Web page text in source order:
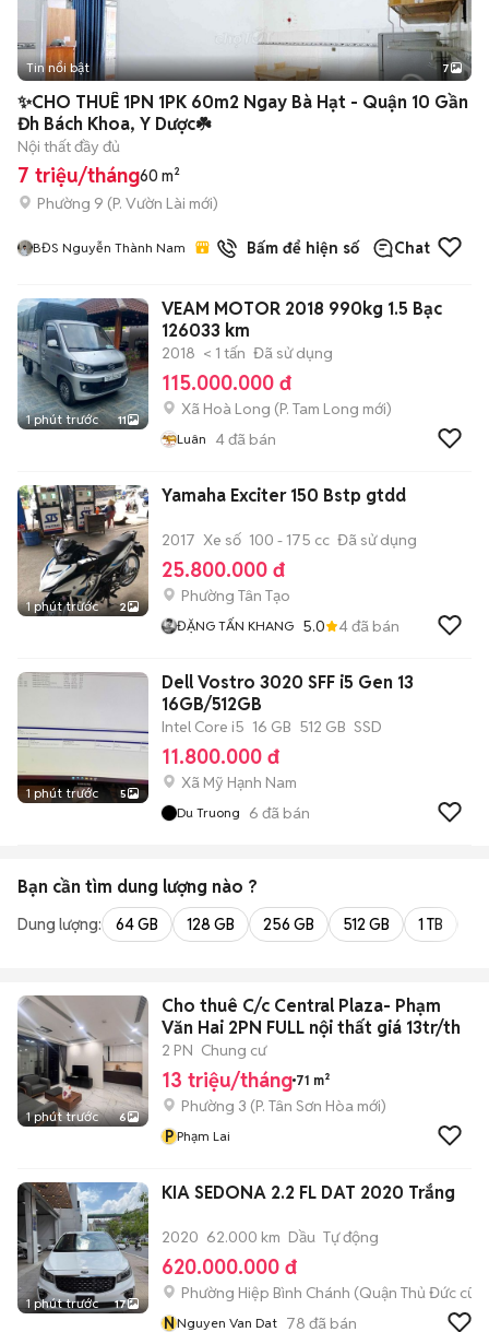
+2
Tin nổi bật 7
✨CHO THUÊ 1PN 1PK 60m2 Ngay Bà Hạt - Quận 10 Gần
Đh Bách Khoa, Y Dược☘️
Nội thất đầy đủ
7 triệu/tháng60 m²
Phường 9 (P. Vườn Lài mới)
BĐS Nguyễn Thành Nam 2đã bánBấm để hiện số Chat
1 phút trước 11
VEAM MOTOR 2018 990kg 1.5 Bạc
126033 km
2018 < 1 tấn Đã sử dụng
115.000.000 đ
Xã Hoà Long (P. Tam Long mới)
Luân 4đã bán
1 phút trước 2
Yamaha Exciter 150 Bstp gtdd
2017 Xe số 100 - 175 cc Đã sử dụng
25.800.000 đ
Phường Tân Tạo
ĐẶNG TẤN KHANG 5.0 4đã bán
1 phút trước 5
Dell Vostro 3020 SFF i5 Gen 13
16GB/512GB
Intel Core i5 16 GB 512 GB SSD
11.800.000 đ
Xã Mỹ Hạnh Nam
Du Truong 6 đã bán
Bạn cần tìm dung lượng nào ?
Dung lượng: 64 GB 128 GB 256 GB 512 GB 1 TB
1 phút trước 6
Cho thuê C/c Central Plaza- Phạm
Văn Hai 2PN FULL nội thất giá 13tr/th
2 PN Chung cư
13 triệu/tháng 71 m²
Phường 3 (P. Tân Sơn Hòa mới)
P Phạm Lai
1 phút trước 17
KIA SEDONA 2.2 FL DAT 2020 Trắng
2020 62.000 km Dầu Tự động
620.000.000 đ
Phường Hiệp Bình Chánh (Quận Thủ Đức cũ)
NNguyen Van Dat 78 đã bán